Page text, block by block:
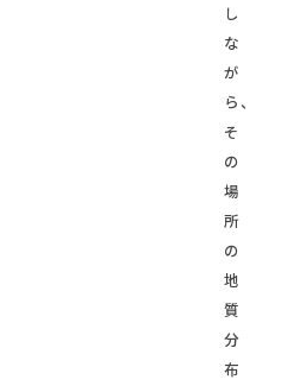
し
な
が
ら、
そ
の
場
所
の
地
質
分
布